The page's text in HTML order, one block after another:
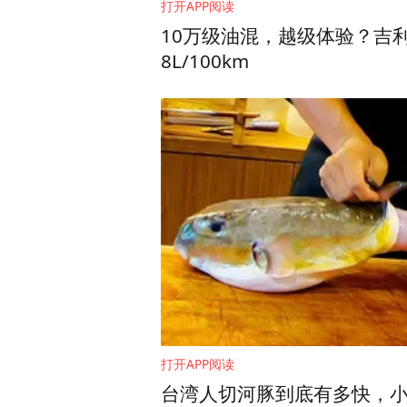
2020年1月25日晚8时，中
寺方丈道慈大和尚与佛协领
用于武汉火神山医院建设，
上海玉佛禅寺
打开APP阅读
10万级油混，越级体验？吉
8L/100km
打开APP阅读
台湾人切河豚到底有多快，